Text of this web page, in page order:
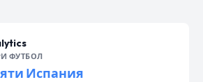
ФУТБОЛ
Испания